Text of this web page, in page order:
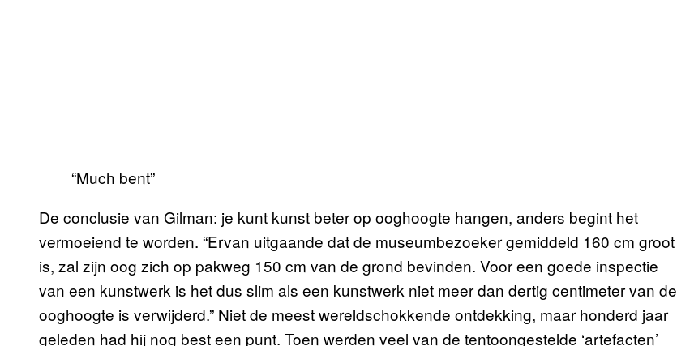
“Much bent”
De conclusie van Gilman: je kunt kunst beter op ooghoogte hangen, anders begint het
vermoeiend te worden. “Ervan uitgaande dat de museumbezoeker gemiddeld 160 cm groot
is, zal zijn oog zich op pakweg 150 cm van de grond bevinden. Voor een goede inspectie
van een kunstwerk is het dus slim als een kunstwerk niet meer dan dertig centimeter van de
ooghoogte is verwijderd.” Niet de meest wereldschokkende ontdekking, maar honderd jaar
geleden had hij nog best een punt. Toen werden veel van de tentoongestelde ‘artefacten’